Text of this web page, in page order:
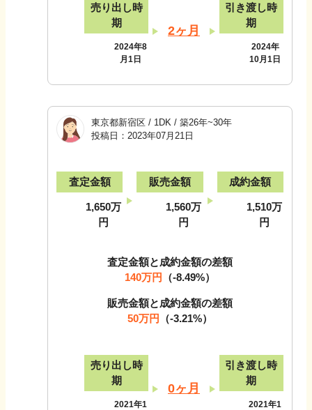
売り出し時
期
2024年8
月1日
2ヶ月
引き渡し時
期
2024年
10月1日
東京都新宿区 / 1DK / 築26年~30年
投稿日： 2023年07月21日
査定金額
1,650万
円
販売金額
1,560万
円
成約金額
1,510万
円
査定金額と成約金額の差額
140万円
（-8.49%）
販売金額と成約金額の差額
50万円
（-3.21%）
売り出し時
期
2021年1
0ヶ月
引き渡し時
期
2021年1